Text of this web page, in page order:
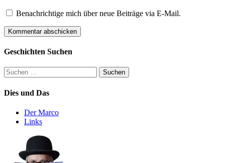
Benachrichtige mich über neue Beiträge via E-Mail.
Geschichten Suchen
Suchen
nach:
Dies und Das
Der Marco
Links